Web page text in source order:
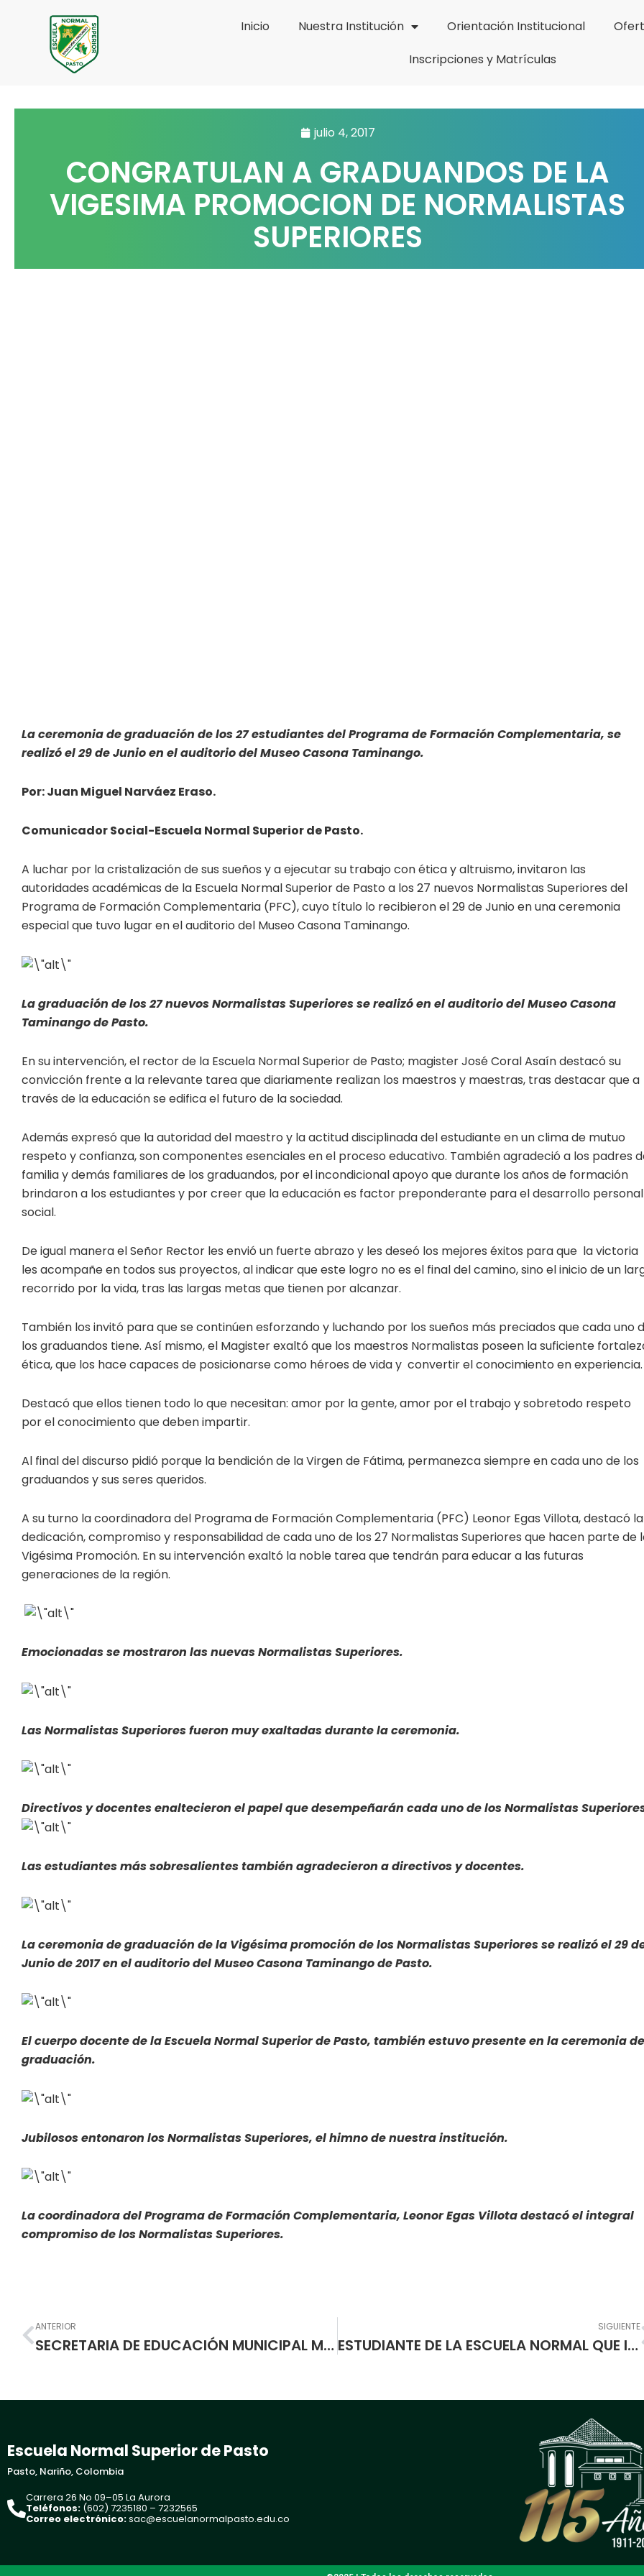
contenido
Inicio Nuestra Institución Orientación Institucional
Inscripciones y Matrículas
julio 4, 2017
CONGRATULAN A GRADUANDOS DE LA
VIGESIMA PROMOCION DE NORMALISTAS
SUPERIORES
La ceremonia de graduación de los 27 estudiantes del Programa de Formación Complementaria, se
realizó el 29 de Junio en el auditorio del Museo Casona Taminango.
Por: Juan Miguel Narváez Eraso.
Comunicador Social-Escuela Normal Superior de Pasto.
A luchar por la cristalización de sus sueños y a ejecutar su trabajo con ética y altruismo, invitaron las
autoridades académicas de la Escuela Normal Superior de Pasto a los 27 nuevos Normalistas Superiores del
Programa de Formación Complementaria (PFC), cuyo título lo recibieron el 29 de Junio en una ceremonia
especial que tuvo lugar en el auditorio del Museo Casona Taminango.
La graduación de los 27 nuevos Normalistas Superiores se realizó en el auditorio del Museo Casona
Taminango de Pasto.
En su intervención, el rector de la Escuela Normal Superior de Pasto; magister José Coral Asaín destacó su
convicción frente a la relevante tarea que diariamente realizan los maestros y maestras, tras destacar que a
través de la educación se edifica el futuro de la sociedad.
Además expresó que la autoridad del maestro y la actitud disciplinada del estudiante en un clima de mutuo
respeto y confianza, son componentes esenciales en el proceso educativo. También agradeció a los padres
familia y demás familiares de los graduandos, por el incondicional apoyo que durante los años de formación
brindaron a los estudiantes y por creer que la educación es factor preponderante para el desarrollo
social.
De igual manera el Señor Rector les envió un fuerte abrazo y les deseó los mejores éxitos para que la victoria
les acompañe en todos sus proyectos, al indicar que este logro no es el final del camino, sino el inicio de un
recorrido por la vida, tras las largas metas que tienen por alcanzar.
También los invitó para que se continúen esforzando y luchando por los sueños más preciados que cada uno
los graduandos tiene. Así mismo, el Magister exaltó que los maestros Normalistas poseen la suficiente
ética, que los hace capaces de posicionarse como héroes de vida y convertir el conocimiento en experiencia.
Destacó que ellos tienen todo lo que necesitan: amor por la gente, amor por el trabajo y sobretodo respeto
por el conocimiento que deben impartir.
Al final del discurso pidió porque la bendición de la Virgen de Fátima, permanezca siempre en cada uno de los
graduandos y sus seres queridos.
A su turno la coordinadora del Programa de Formación Complementaria (PFC) Leonor Egas Villota, destacó la
dedicación, compromiso y responsabilidad de cada uno de los 27 Normalistas Superiores que hacen parte de
Vigésima Promoción. En su intervención exaltó la noble tarea que tendrán para educar a las futuras
generaciones de la región.
Emocionadas se mostraron las nuevas Normalistas Superiores.
Las Normalistas Superiores fueron muy exaltadas durante la ceremonia.
Directivos y docentes enaltecieron el papel que desempeñarán cada uno de los Normalistas
Las estudiantes más sobresalientes también agradecieron a directivos y docentes.
La ceremonia de graduación de la Vigésima promoción de los Normalistas Superiores se realizó el 29
Junio de 2017 en el auditorio del Museo Casona Taminango de Pasto.
El cuerpo docente de la Escuela Normal Superior de Pasto, también estuvo presente en la ceremonia de
graduación.
Jubilosos entonaron los Normalistas Superiores, el himno de nuestra institución.
La coordinadora del Programa de Formación Complementaria, Leonor Egas Villota destacó el integral
compromiso de los Normalistas Superiores.
Prev
ANTERIOR
SECRETARIA DE EDUCACIÓN MUNICIPAL MODIFICA PARCIALMENTE CALENDARIO ACADÉMICO DEL AÑO ESCOLAR 2017
SIGUIENTE
ESTUDIANTE DE LA ESCUELA NORMAL QUE INTEGRA EL TEAM PASTO, PARTICIPA EN VUELTA A NARIÑO
Escuela Normal Superior de Pasto
Pasto, Nariño, Colombia
Carrera 26 No 09–05 La Aurora
Teléfonos: (602) 7235180 – 7232565
Correo electrónico:sac@escuelanormalpasto.edu.co